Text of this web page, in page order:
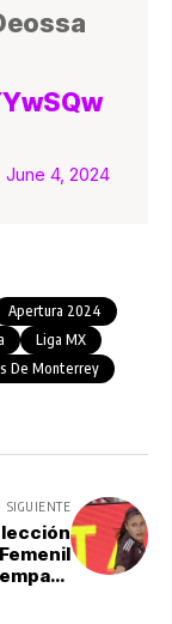
June 4, 2024
Apertura 2024
Liga MX
De Monterrey
SIGUIENTE